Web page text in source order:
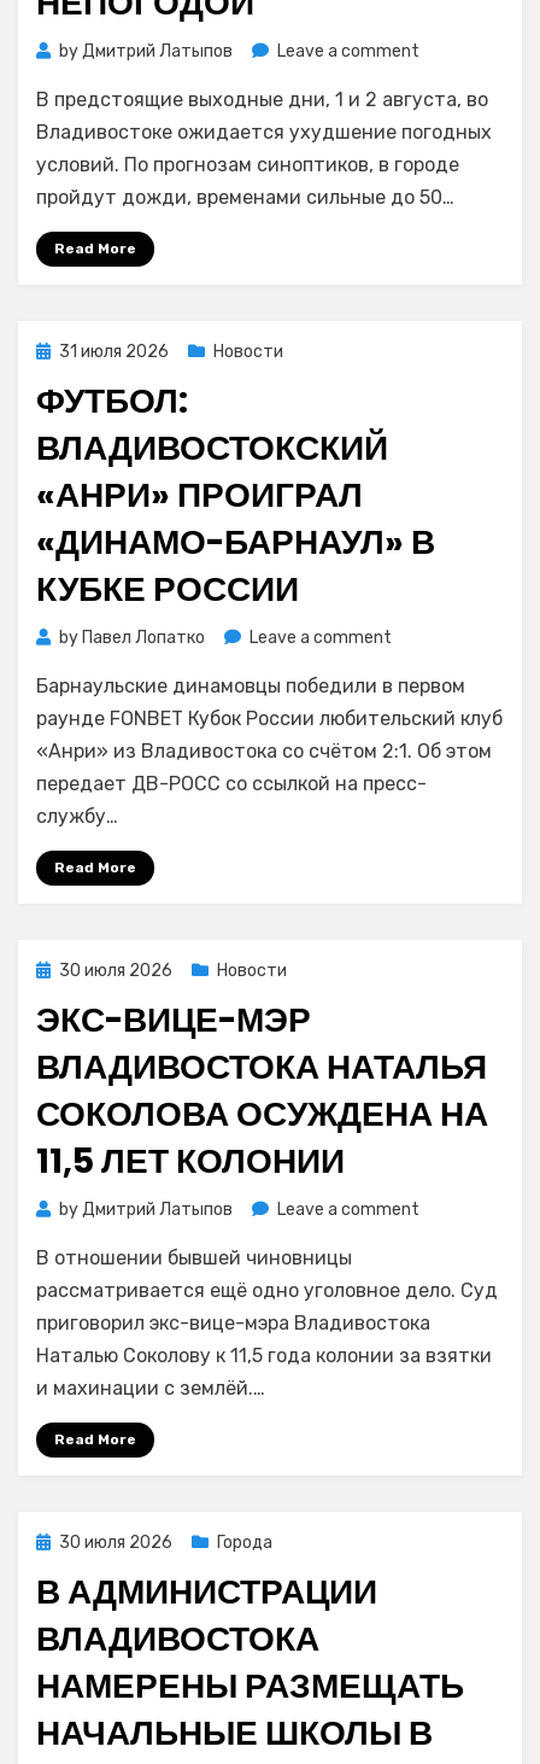
byДмитрий Латыпов Leave a comment
повышенной
готовности
продлили
Владивостоке
В предстоящие выходные дни, 1 и 2 августа, во
Владивостоке ожидается ухудшение погодных
условий. По прогнозам синоптиков, в городе
пройдут дожди, временами сильные до 50…
Read More
Posted
31 июля 2026 Новости
ФУТБОЛ:
ВЛАДИВОСТОКСКИЙ
«АНРИ» ПРОИГРАЛ
«ДИНАМО-БАРНАУЛ» В
КУБКЕ РОССИИ
by Павел Лопатко Leave a comment
владивостокский
«Анри»
проиграл
Барнаул»
Барнаульские динамовцы победили в первом
раунде FONBET Кубок России любительский клуб
«Анри» из Владивостока со счётом 2:1. Об этом
передает ДВ-РОСС со ссылкой на пресс-
службу…
Read More
Posted
30 июля 2026 Новости
ЭКС-ВИЦЕ-МЭР
ВЛАДИВОСТОКА НАТАЛЬЯ
СОКОЛОВА ОСУЖДЕНА НА
11,5 ЛЕТ КОЛОНИИ
byДмитрий Латыпов Leave a comment
мэр
Владивостока
Соколова
В отношении бывшей чиновницы
рассматривается ещё одно уголовное дело. Суд
приговорил экс-вице-мэра Владивостока
Наталью Соколову к 11,5 года колонии за взятки
и махинации с землёй.…
Read More
Posted
30 июля 2026 Города
В АДМИНИСТРАЦИИ
ВЛАДИВОСТОКА
НАМЕРЕНЫ РАЗМЕЩАТЬ
НАЧАЛЬНЫЕ ШКОЛЫ В